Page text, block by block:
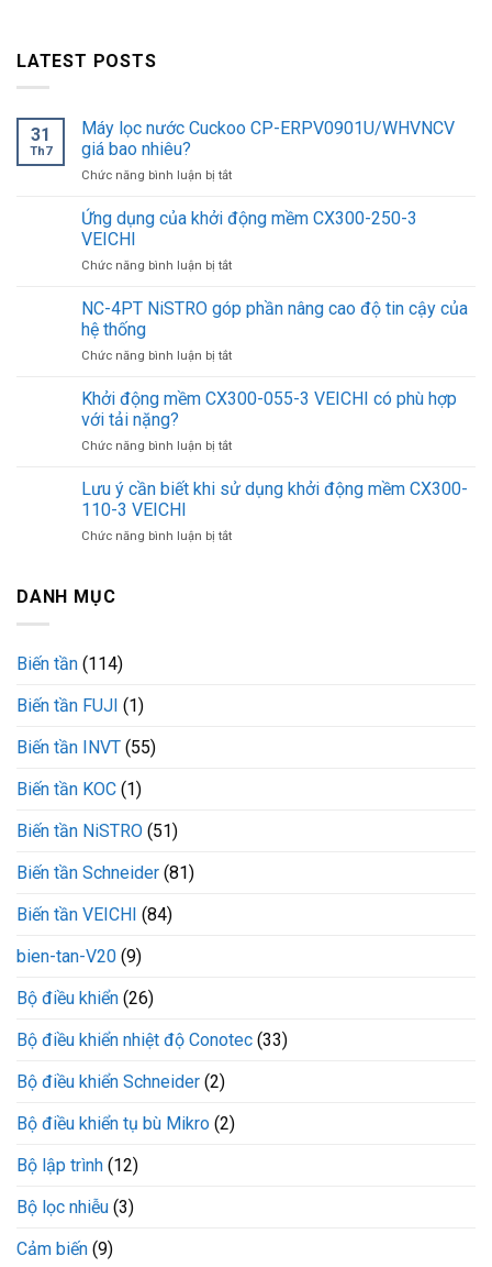
LATEST POSTS
31
Th7
Máy lọc nước Cuckoo CP-ERPV0901U/WHVNCV
giá bao nhiêu?
Chức năng bình luận bị tắtở
lọc
nước
CP-
giá
Ứng dụng của khởi động mềm CX300-250-3
VEICHI
Chức năng bình luận bị tắtở
dụng
của
động
CX300-
VEICHI
NC-4PT NiSTRO góp phần nâng cao độ tin cậy của
hệ thống
Chức năng bình luận bị tắtở
4PT
phần
cao
cậy
Khởi động mềm CX300-055-3 VEICHI có phù hợp
với tải nặng?
Chức năng bình luận bị tắtở
động
mềm
055-
Lưu ý cần biết khi sử dụng khởi động mềm CX300-
110-3 VEICHI
Chức năng bình luận bị tắtở
DANH MỤC
Biến tần (114)
Biến tần FUJI (1)
Biến tần INVT (55)
Biến tần KOC (1)
Biến tần NiSTRO (51)
Biến tần Schneider (81)
Biến tần VEICHI (84)
bien-tan-V20 (9)
Bộ điều khiển (26)
Bộ điều khiển nhiệt độ Conotec (33)
Bộ điều khiển Schneider (2)
Bộ điều khiển tụ bù Mikro (2)
Bộ lập trình (12)
Bộ lọc nhiễu (3)
Cảm biến (9)